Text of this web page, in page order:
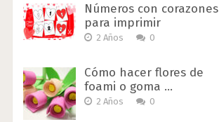
Números con corazones
para imprimir
2 Años 0
Cómo hacer flores de
foami o goma …
2 Años 0